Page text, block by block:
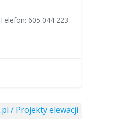
Telefon: 605 044 223